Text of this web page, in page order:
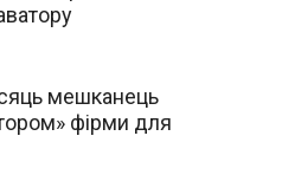
мешканець
фірми для